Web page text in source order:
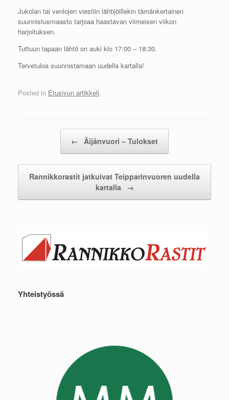
Jukolan tai venlojen viestiin lähtijöillekin tämänkertainen
suunnistusmaasto tarjoaa haastavan viimeisen viikon
harjoituksen.
Tuttuun tapaan lähtö on auki klo 17:00 – 18:30.
Tervetuloa suunnistamaan uudella kartalla!
Posted in Etusivun artikkeli.
← Äijänvuori – Tulokset
Rannikkorastit jatkuivat Teipparinvuoren uudella
kartalla
→
Yhteistyössä